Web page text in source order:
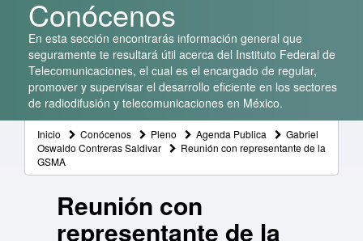
Conócenos
En esta sección encontrarás información general que
seguramente te resultará útil acerca del Instituto Federal de
Telecomunicaciones, el cual es el encargado de regular,
promover y supervisar el desarrollo eficiente en los sectores
de radiodifusión y telecomunicaciones en México.
Inicio Conócenos Pleno Agenda Publica
Gabriel
Oswaldo Contreras Saldivar
Reunión con representante de la
GSMA
Reunión con
representante de la